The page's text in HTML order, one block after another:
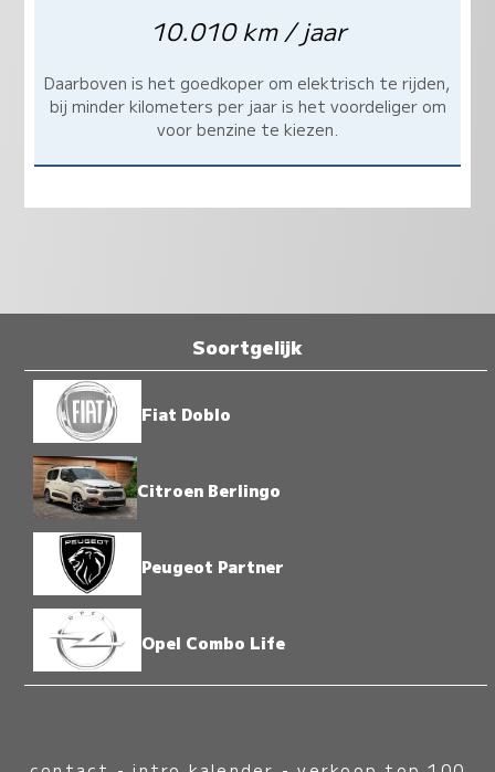
10.010 km / jaar
Daarboven is het goedkoper om elektrisch te rijden,
bij minder kilometers per jaar is het voordeliger om
voor benzine te kiezen.
Soortgelijk
Fiat Doblo
Citroen Berlingo
Peugeot Partner
Opel Combo Life